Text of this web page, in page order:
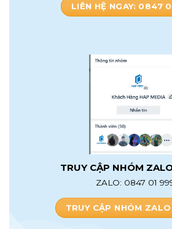
LIÊN HỆ NGAY: 0847
TRUY CẬP NHÓM
ZALO: 0847 01
TRUY CẬP NHÓM